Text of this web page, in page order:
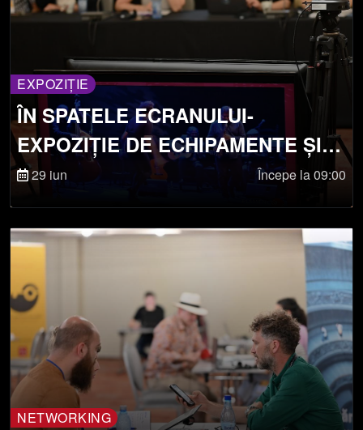
EXPOZIȚIE
ÎN SPATELE ECRANULUI-
EXPOZIȚIE DE ECHIPAMENTE ȘI
TEHNOLOGII DIN CULISE
29 iun Începe la 09:00
NETWORKING